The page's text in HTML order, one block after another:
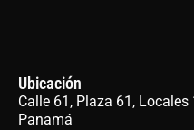
Ubicación
Calle 61, Plaza 61,
Panamá